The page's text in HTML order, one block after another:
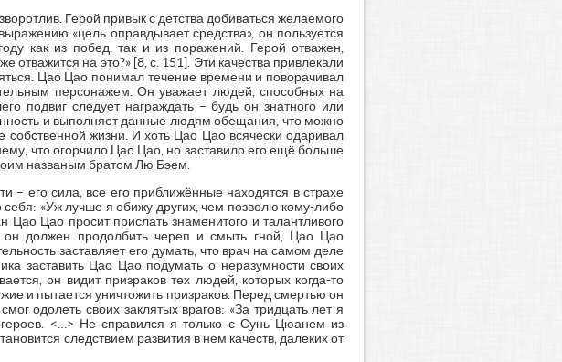
Герой привык с детства добиваться желаемого
«цель оправдывает средства», он пользуется
как из побед, так и из поражений. Герой отважен,
на это?» [8, с. 151]. Эти качества привлекали
Цао Цао понимал течение времени и поворачивал
персонажем. Он уважает людей, способных на
подвиг следует награждать – будь он знатного или
и выполняет данные людям обещания, что можно
жизни. И хоть Цао Цао всячески одаривал
что огорчило Цао Цао, но заставило его ещё больше
названым братом Лю Бэем.
– его сила, все его приближённые находятся в страхе
«Уж лучше я обижу других, чем позволю кому-либо
Цао Цао просит прислать знаменитого и талантливого
он должен продолбить череп и смыть гной, Цао Цао
заставляет его думать, что врач на самом деле
заставить Цао Цао подумать о неразумности своих
он видит призраков тех людей, которых когда-то
и пытается уничтожить призраков. Перед смертью он
одолеть своих заклятых врагов: «За тридцать лет я
<…> Не справился я только с Сунь Цюанем из
следствием развития в нем качеств, далеких от